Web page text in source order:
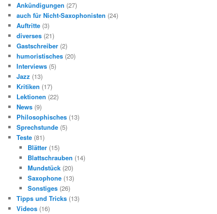
n
Ankündigungen (27)
auch für Nicht-Saxophonisten (24)
Auftritte (3)
diverses (21)
Gastschreiber (2)
humoristisches (20)
Interviews (5)
Jazz (13)
Kritiken (17)
Lektionen (22)
News (9)
Philosophisches (13)
Sprechstunde (5)
Teste (81)
Blätter(15)
Blattschrauben (14)
Mundstück(20)
Saxophone(13)
Sonstiges(26)
Tipps und Tricks (13)
Videos (16)